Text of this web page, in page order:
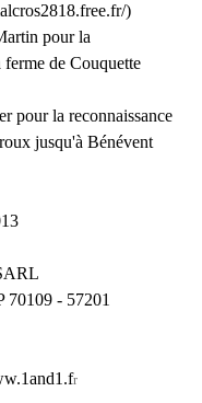
)
pour la
ferme de Couquette
pour la reconnaissance
jusqu'à Bénévent
70109 - 57201
r